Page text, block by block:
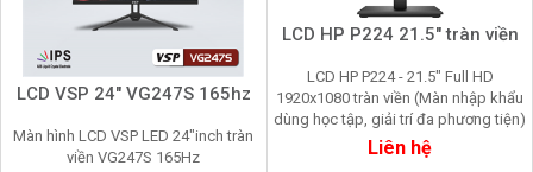
LCD VSP 24" VG247S 165hz
Màn hình LCD VSP LED 24"inch tràn
viền VG247S 165Hz
LCD HP P224 21.5" tràn viền
LCD HP P224 - 21.5" Full HD
1920x1080 tràn viền (Màn nhập khẩu
dùng học tập, giải trí đa phương tiện)
Liên hệ